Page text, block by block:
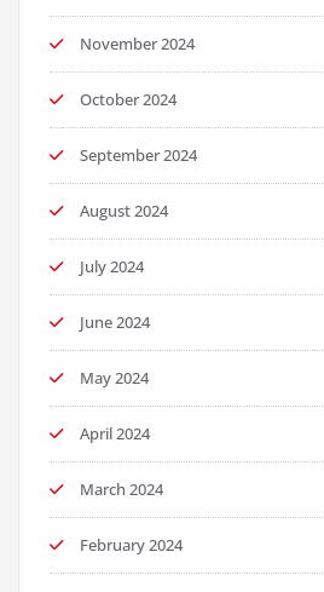
November 2024
October 2024
September 2024
August 2024
July 2024
June 2024
May 2024
April 2024
March 2024
February 2024